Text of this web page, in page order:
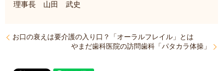
理事長 山田 武史
お口の衰えは要介護の入り口？「オーラルフレイル」とは
やまだ歯科医院の訪問歯科「パタカラ体操」